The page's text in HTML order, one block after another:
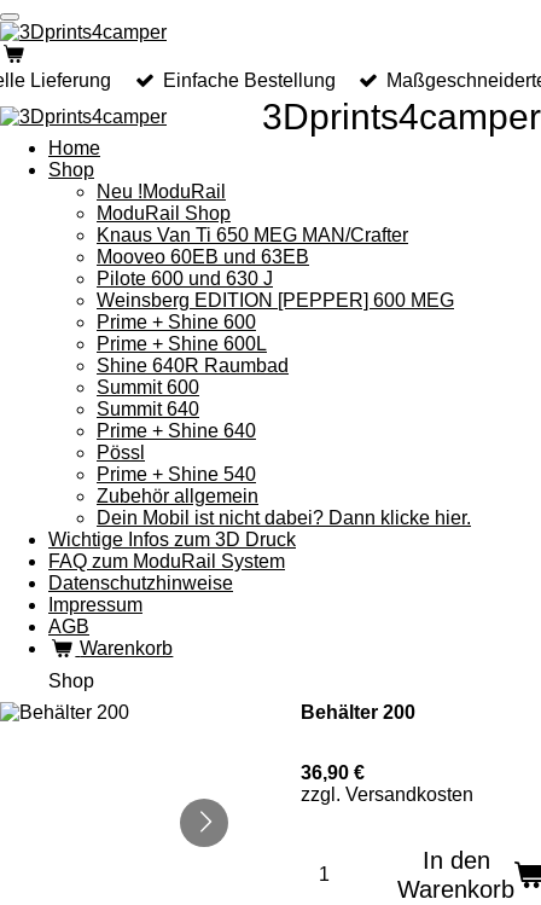
Zum
Hauptinhalt
springen
Lieferung Einfache Bestellung
3Dprints4camper
Home
Shop
Neu !ModuRail
ModuRail Shop
Knaus Van Ti 650 MEG MAN/Crafter
Mooveo 60EB und 63EB
Pilote 600 und 630 J
Weinsberg EDITION [PEPPER] 600 MEG
Prime + Shine 600
Prime + Shine 600L
Shine 640R Raumbad
Summit 600
Summit 640
Prime + Shine 640
Pössl
Prime + Shine 540
Zubehör allgemein
Dein Mobil ist nicht dabei? Dann klicke hier.
Wichtige Infos zum 3D Druck
FAQ zum ModuRail System
Datenschutzhinweise
Impressum
AGB
Warenkorb
Shop
Behälter 200
36,90 €
zzgl. Versandkosten
In den
Warenkorb